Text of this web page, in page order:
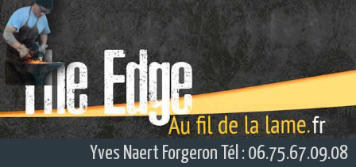
Yves Naert Forgeron Tél : 06.75.67.09.08